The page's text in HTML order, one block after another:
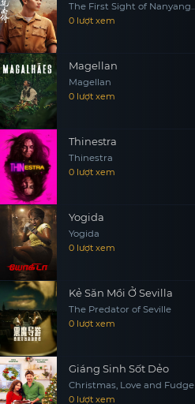
The First Sight of Nanyang
Overseas Chinese
0 lượt xem
Magellan
Magellan
0 lượt xem
Thinestra
Thinestra
0 lượt xem
Yogida
Yogida
0 lượt xem
Kẻ Săn Mồi Ở Sevilla
The Predator of Seville
0 lượt xem
Giáng Sinh Sốt Dẻo
Christmas, Love and Fudge
0 lượt xem